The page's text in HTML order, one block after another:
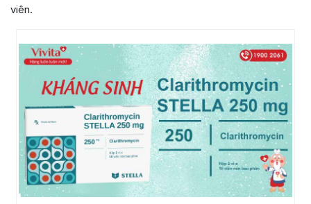
viên.